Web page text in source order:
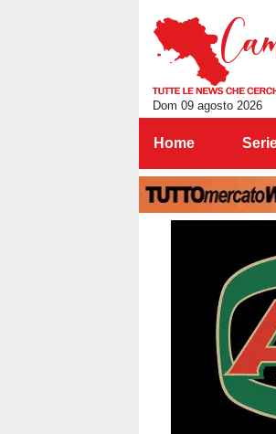
Dom 09 agosto 2026
Home